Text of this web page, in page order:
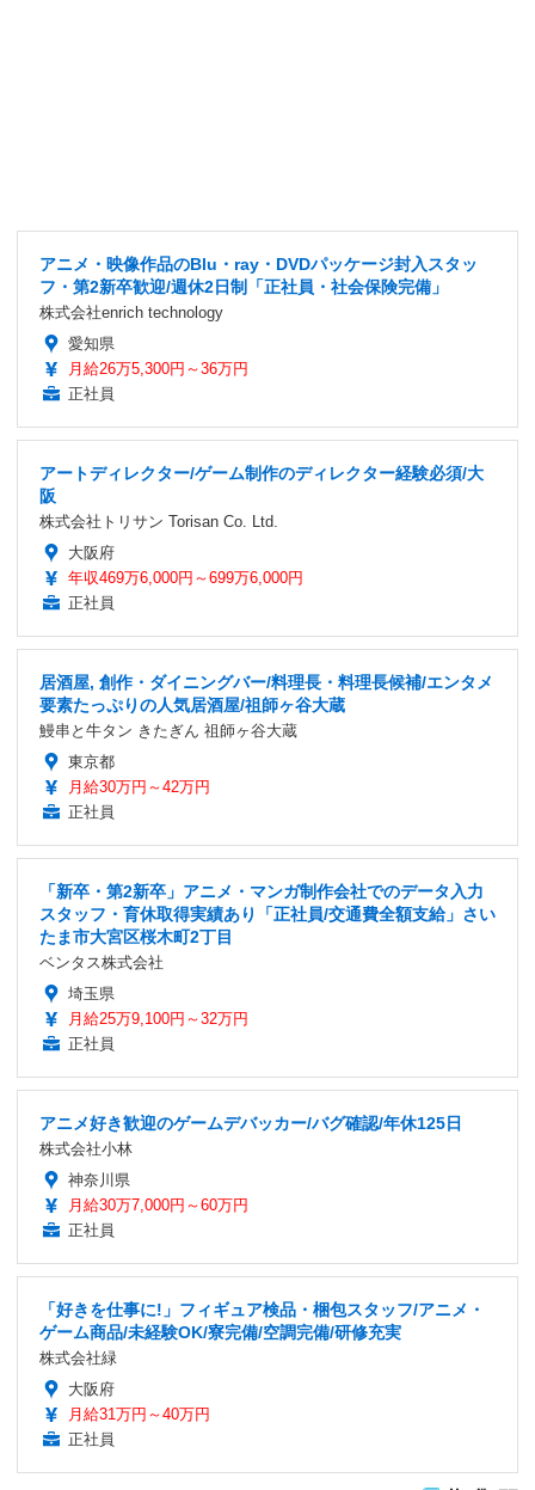
アニメ・映像作品のBlu・ray・DVDパッケージ封入スタッ
フ・第2新卒歓迎/週休2日制「正社員・社会保険完備」
株式会社enrich technology
愛知県
月給26万5,300円～36万円
正社員
アートディレクター/ゲーム制作のディレクター経験必須/大
阪
株式会社トリサン Torisan Co. Ltd.
大阪府
年収469万6,000円～699万6,000円
正社員
居酒屋, 創作・ダイニングバー/料理長・料理長候補/エンタメ
要素たっぷりの人気居酒屋/祖師ヶ谷大蔵
鰻串と牛タン きたぎん 祖師ヶ谷大蔵
東京都
月給30万円～42万円
正社員
「新卒・第2新卒」アニメ・マンガ制作会社でのデータ入力
スタッフ・育休取得実績あり「正社員/交通費全額支給」さい
たま市大宮区桜木町2丁目
ベンタス株式会社
埼玉県
月給25万9,100円～32万円
正社員
アニメ好き歓迎のゲームデバッカー/バグ確認/年休125日
株式会社小林
神奈川県
月給30万7,000円～60万円
正社員
「好きを仕事に!」フィギュア検品・梱包スタッフ/アニメ・
ゲーム商品/未経験OK/寮完備/空調完備/研修充実
株式会社緑
大阪府
月給31万円～40万円
正社員